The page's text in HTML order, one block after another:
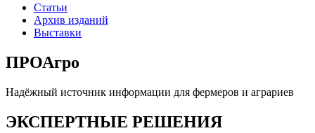
Статьи
Архив изданий
Выставки
ПРОАгро
Надёжный источник информации для фермеров и аграриев
ЭКСПЕРТНЫЕ РЕШЕНИЯ